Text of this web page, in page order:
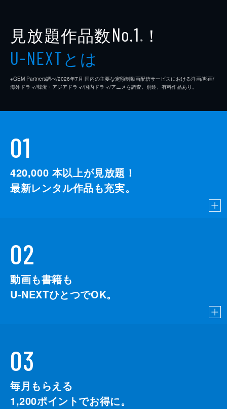
見放題作品数No.1 ※ ！
U-NEXTとは
※GEM Partners調べ/2026年7⽉ 国内の主要な定額制動画配信サービスにおける洋画/邦画/
海外ドラマ/韓流・アジアドラマ/国内ドラマ/アニメを調査。別途、有料作品あり。
01
420,000 本以上が見放題！
最新レンタル作品も充実。
02
動画も書籍も
U-NEXTひとつでOK。
03
毎月もらえる
1,200ポイントでお得に。